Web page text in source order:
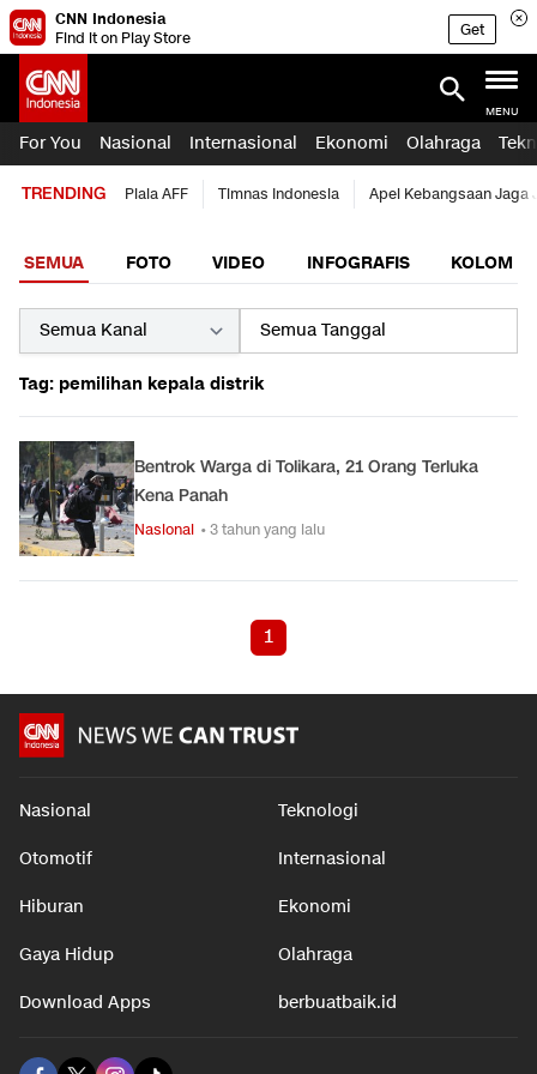
CNN Indonesia
Find it on Play Store
Get
MENU
For You Nasional Internasional Ekonomi Olahraga
TRENDING Piala AFF Timnas Indonesia Apel Kebangsaan Jaga
SEMUA FOTO VIDEO INFOGRAFIS KOLOM
Tag: pemilihan kepala distrik
Bentrok Warga di Tolikara, 21 Orang Terluka
Kena Panah
Nasional • 3 tahun yang lalu
1
Nasional Teknologi
Otomotif Internasional
Hiburan Ekonomi
Gaya Hidup Olahraga
Download Apps berbuatbaik.id